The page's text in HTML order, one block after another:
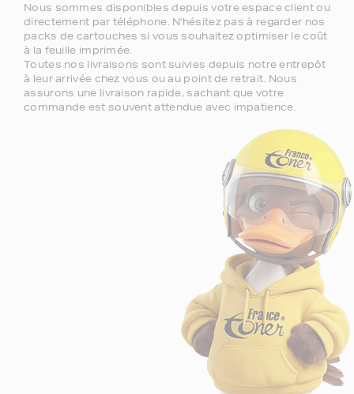
Nous sommes disponibles depuis votre espace client ou
directement par téléphone. N'hésitez pas à regarder nos
packs de cartouches si vous souhaitez optimiser le coût
à la feuille imprimée.
Toutes nos livraisons sont suivies depuis notre entrepôt
à leur arrivée chez vous ou au point de retrait. Nous
assurons une livraison rapide, sachant que votre
commande est souvent attendue avec impatience.